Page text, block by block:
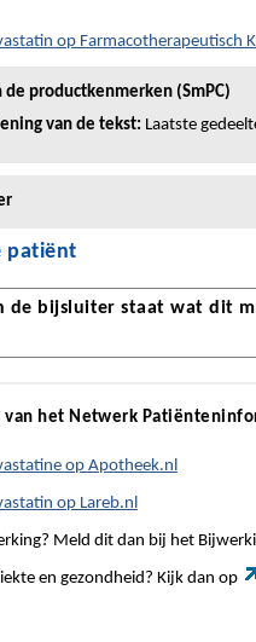
op Farmacotherapeutisch
de productkenmerken (SmPC)
van de tekst: Laatste
patiënt
de bijsluiter staat wat dit
van het Netwerk
op Apotheek.nl
op Lareb.nl
Meld dit dan bij het
en gezondheid? Kijk dan op